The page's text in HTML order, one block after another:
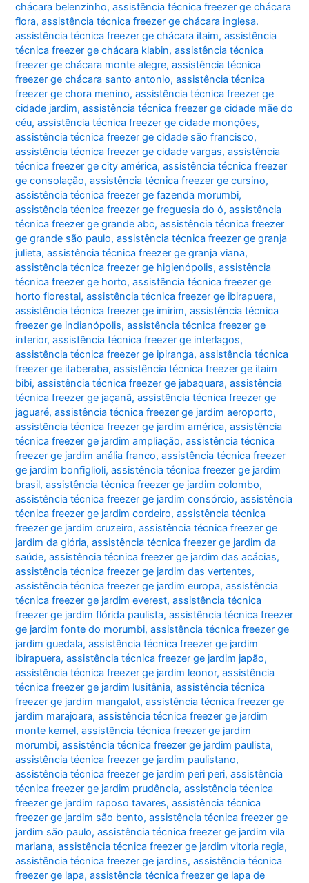
chácara belenzinho,assistência técnica freezer ge chácara
flora,assistência técnica freezer ge chácara inglesa.
assistência técnica freezer ge chácara itaim,assistência
técnica freezer ge chácara klabin,assistência técnica
freezer ge chácara monte alegre,assistência técnica
freezer ge chácara santo antonio,assistência técnica
freezer ge chora menino,assistência técnica freezer ge
cidade jardim,assistência técnica freezer ge cidade mãe do
céu,assistência técnica freezer ge cidade monções,
assistência técnica freezer ge cidade são francisco,
assistência técnica freezer ge cidade vargas,assistência
técnica freezer ge city américa,assistência técnica freezer
ge consolação,assistência técnica freezer ge cursino,
assistência técnica freezer ge fazenda morumbi,
assistência técnica freezer ge freguesia do ó,assistência
técnica freezer ge grande abc,assistência técnica freezer
ge grande são paulo,assistência técnica freezer ge granja
julieta,assistência técnica freezer ge granja viana,
assistência técnica freezer ge higienópolis,assistência
técnica freezer ge horto,assistência técnica freezer ge
horto florestal,assistência técnica freezer ge ibirapuera,
assistência técnica freezer ge imirim,assistência técnica
freezer ge indianópolis,assistência técnica freezer ge
interior,assistência técnica freezer ge interlagos,
assistência técnica freezer ge ipiranga,assistência técnica
freezer ge itaberaba,assistência técnica freezer ge itaim
bibi,assistência técnica freezer ge jabaquara,assistência
técnica freezer ge jaçanã,assistência técnica freezer ge
jaguaré,assistência técnica freezer ge jardim aeroporto,
assistência técnica freezer ge jardim américa,assistência
técnica freezer ge jardim ampliação,assistência técnica
freezer ge jardim anália franco,assistência técnica freezer
ge jardim bonfiglioli,assistência técnica freezer ge jardim
brasil,assistência técnica freezer ge jardim colombo,
assistência técnica freezer ge jardim consórcio,assistência
técnica freezer ge jardim cordeiro,assistência técnica
freezer ge jardim cruzeiro,assistência técnica freezer ge
jardim da glória,assistência técnica freezer ge jardim da
saúde,assistência técnica freezer ge jardim das acácias,
assistência técnica freezer ge jardim das vertentes,
assistência técnica freezer ge jardim europa,assistência
técnica freezer ge jardim everest,assistência técnica
freezer ge jardim flórida paulista,assistência técnica freezer
ge jardim fonte do morumbi,assistência técnica freezer ge
jardim guedala,assistência técnica freezer ge jardim
ibirapuera,assistência técnica freezer ge jardim japão,
assistência técnica freezer ge jardim leonor,assistência
técnica freezer ge jardim lusitânia,assistência técnica
freezer ge jardim mangalot,assistência técnica freezer ge
jardim marajoara,assistência técnica freezer ge jardim
monte kemel,assistência técnica freezer ge jardim
morumbi,assistência técnica freezer ge jardim paulista,
assistência técnica freezer ge jardim paulistano,
assistência técnica freezer ge jardim peri peri,assistência
técnica freezer ge jardim prudência,assistência técnica
freezer ge jardim raposo tavares,assistência técnica
freezer ge jardim são bento,assistência técnica freezer ge
jardim são paulo,assistência técnica freezer ge jardim vila
mariana,assistência técnica freezer ge jardim vitoria regia,
assistência técnica freezer ge jardins,assistência técnica
freezer ge lapa,assistência técnica freezer ge lapa de